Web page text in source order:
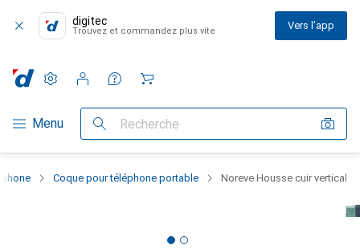
digitec
Trouvez et commandez plus vite Vers l'app
Navigation par catégorie
Menu Recherche
Paramètres
Compte client
Listes de comparaison
Listes d'envies
Panier
Coque pour téléphone portable Noreve Housse cuir vertical